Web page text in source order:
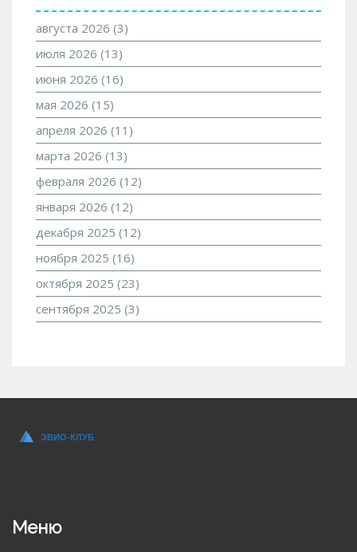
августа 2026 (3)
июля 2026 (13)
июня 2026 (16)
мая 2026 (15)
апреля 2026 (11)
марта 2026 (13)
февраля 2026 (12)
января 2026 (12)
декабря 2025 (12)
ноября 2025 (16)
октября 2025 (23)
сентября 2025 (3)
Меню